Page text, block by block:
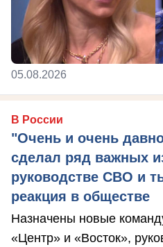
05.08.2026
В России
"Очень и очень
сделал ряд важных
руководстве СВО и
реакция в обществе
Назначены новые
«Центр» и «Восток»,